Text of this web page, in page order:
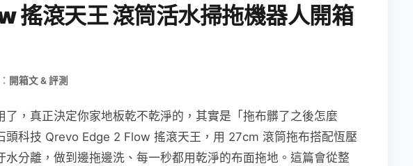
搖滾天王 滾筒活水掃拖機器人開箱
開箱文 & 評測
了，真正決定你家地板乾不乾淨的，其實是「拖布髒了之後怎麼
頭科技 Qrevo Edge 2 Flow 搖滾天王，用 27cm 滾筒拖布搭配恆壓
水分離，做到邊拖邊洗、每一秒都用乾淨的布面拖地。這篇會從整